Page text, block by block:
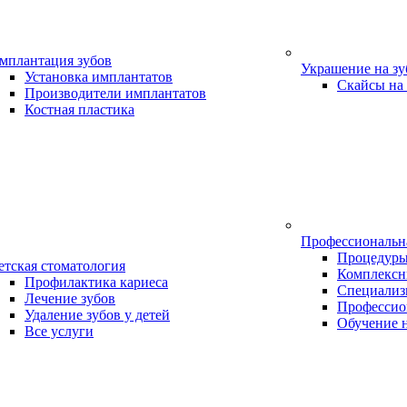
зубов
Установка имплантатов
Производители имплантатов
Костная пластика
стоматология
Профилактика кариеса
Лечение зубов
Удаление зубов у детей
Все услуги
Украшение на
Скайсы на
Обучение